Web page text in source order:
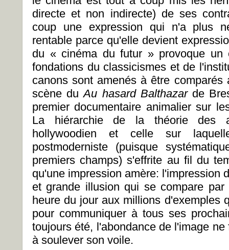
directe et non indirecte) de ses
coup une expression qui n'a plus
rentable parce qu'elle devient
du « cinéma du futur » provoque un
fondations du classicismes et de
canons sont amenés à être
scène duAu hasard Balthazarde
premier documentaire animalier sur
La hiérarchie de la théorie des
hollywoodien et celle sur
postmoderniste (puisque
premiers champs) s'effrite au fil du
qu'une impression amère: l'impression
et grande illusion qui se compare
heure du jour aux millions d'exemples
pour communiquer à tous ses
toujours été, l'abondance de l'image
à soulever son voile.